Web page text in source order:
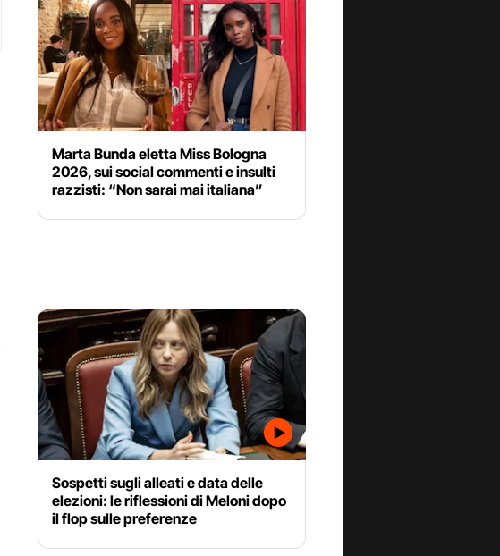
Marta Bunda eletta Miss Bologna
2026, sui social commenti e insulti
razzisti: “Non sarai mai italiana”
Sospetti sugli alleati e data delle
elezioni: le riflessioni di Meloni dopo
il flop sulle preferenze